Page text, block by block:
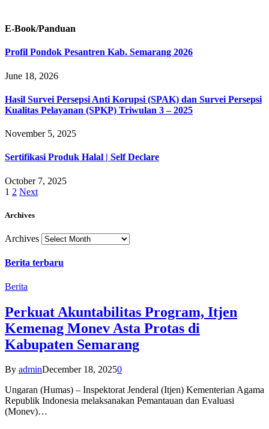
E-Book/Panduan
Profil Pondok Pesantren Kab. Semarang 2026
June 18, 2026
Hasil Survei Persepsi Anti Korupsi (SPAK) dan Survei Persepsi
Kualitas Pelayanan (SPKP) Triwulan 3 – 2025
November 5, 2025
Sertifikasi Produk Halal | Self Declare
October 7, 2025
1 2 Next
Archives
Archives
Berita terbaru
Berita
Perkuat Akuntabilitas Program, Itjen
Kemenag Monev Asta Protas di
Kabupaten Semarang
By adminDecember 18, 20250
Ungaran (Humas) – Inspektorat Jenderal (Itjen) Kementerian Agama
Republik Indonesia melaksanakan Pemantauan dan Evaluasi
(Monev)…